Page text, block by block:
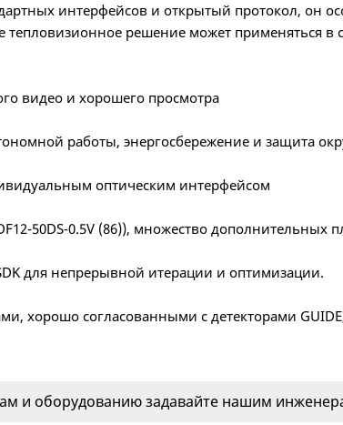
интерфейсов и открытый протокол, он
тепловизионное решение может применяться
видео и хорошего просмотра
работы, энергосбережение и защита
оптическим интерфейсом
50DS-0.5V (86)), множество дополнительных
для непрерывной итерации и оптимизации.
хорошо согласованными с детекторами
и оборудованию задавайте нашим